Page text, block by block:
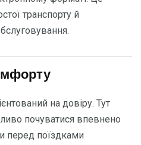
транспорту й
на довіру. Тут
почуватися впевнено
перед поїздками